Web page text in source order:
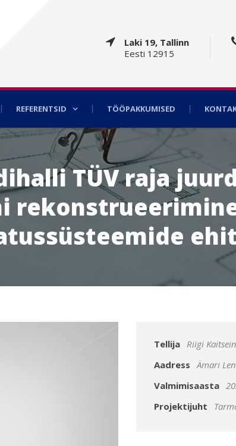
Laki 19, Tallinn
Eesti 12915
REFERENTSID TÖÖPAKKUMISED
TÜV raja
Tellija Riigi
Aadress Ämari
Valmimisaasta
Projektijuht